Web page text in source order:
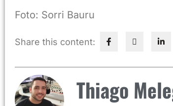
Foto: Sorri Bauru
Share this content:
Thiago